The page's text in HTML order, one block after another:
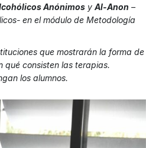
Anónimos y Al-Anon –
en el módulo de Metodología
que mostrarán la forma de
qué consisten las terapias.
los alumnos.